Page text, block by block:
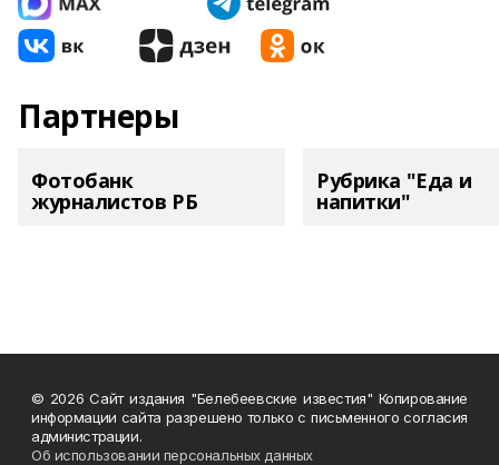
Партнеры
Фотобанк
журналистов РБ
Рубрика "Еда и
напитки"
© 2026 Сайт издания "Белебеевские известия" Копирование
информации сайта разрешено только с письменного согласия
администрации.
Об использовании персональных данных